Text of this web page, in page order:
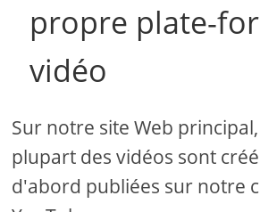
propre plate-
vidéo
Sur notre site Web
plupart des vidéos sont
d'abord publiées sur notre